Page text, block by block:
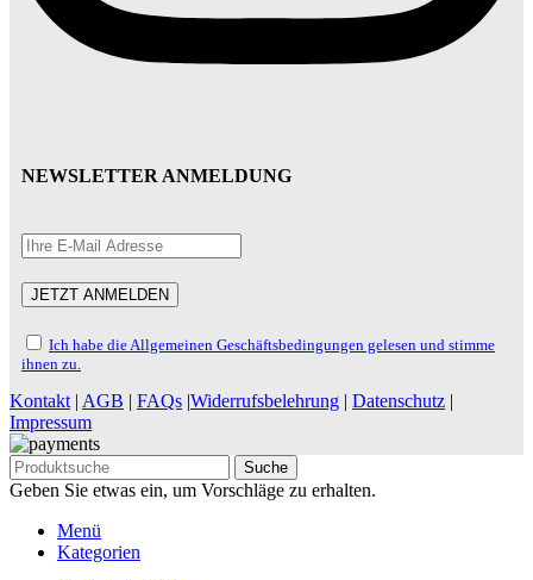
NEWSLETTER ANMELDUNG
Ich habe die Allgemeinen Geschäftsbedingungen gelesen und stimme
ihnen zu.
Kontakt | AGB | FAQs |Widerrufsbelehrung | Datenschutz |
Impressum
Suche
Geben Sie etwas ein, um Vorschläge zu erhalten.
Menü
Kategorien